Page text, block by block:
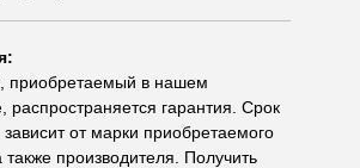
приобретаемый в нашем
распространяется гарантия. Срок
зависит от марки приобретаемого
также производителя. Получить